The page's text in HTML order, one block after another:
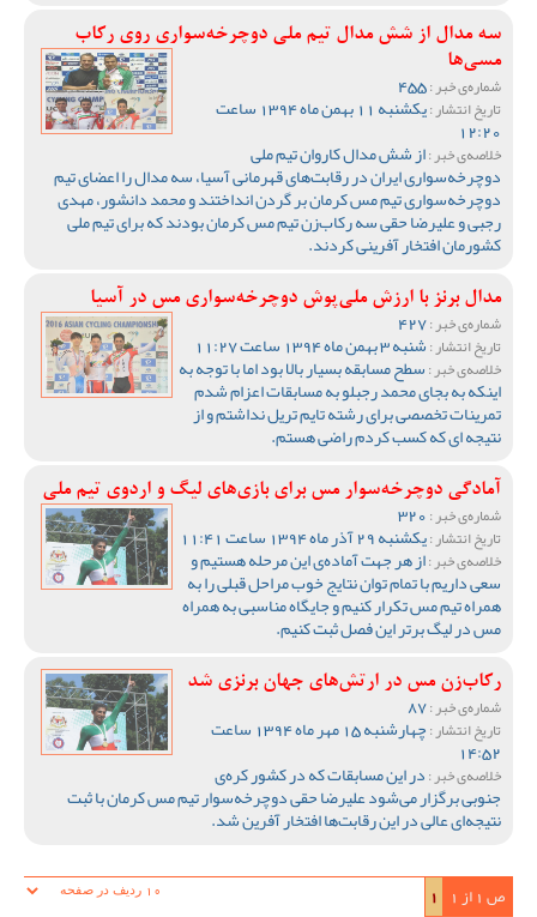
سه مدال از شش مدال تیم ملی دوچرخه‌سواری روی رکاب
مسی‌ها
شماره‌ی خبر :
تاریخ انتشار : یکشنبه 11 بهمن ماه 1394 ساعت
12:20
خلاصه‌ی خبر :از شش مدال کاروان تیم ملی
دوچرخه‌سواری ایران در رقابت‌های قهرمانی آسیا، سه مدال را اعضای تیم
دوچرخه‌سواری تیم مس کرمان بر گردن انداختند و محمد دانشور، مهدی
رجبی و علیرضا حقی سه رکاب‌زن تیم مس کرمان بودند که برای تیم ملی
کشورمان افتخار آفرینی کردند.
مدال برنز با ارزش ملی‌پوش دوچرخه‌سواری مس در آسیا
شماره‌ی خبر :
تاریخ انتشار :شنبه 3 بهمن ماه 1394 ساعت 11:27
خلاصه‌ی خبر :سطح مسابقه بسیار بالا بود اما با توجه به
اینکه به بجای محمد رجبلو به مسابقات اعزام شدم
تمرینات تخصصی برای رشته تایم تریل نداشتم و از
نتیجه ای که کسب کردم راضی هستم.
آمادگی دوچرخه‌سوار مس برای بازی‌های لیگ و اردوی تیم ملی
شماره‌ی خبر :
تاریخ انتشار :یکشنبه 29 آذر ماه 1394 ساعت 11:41
خلاصه‌ی خبر :از هر جهت آماده‌ی این مرحله هستیم و
سعی داریم با تمام توان نتایج خوب مراحل قبلی را به
همراه تیم مس تکرار کنیم و جایگاه مناسبی به همراه
مس در لیگ برتر این فصل ثبت کنیم.
رکاب‌زن مس در ارتش‌های جهان برنزی شد
شماره‌ی خبر :
تاریخ انتشار : چهارشنبه 15 مهر ماه 1394 ساعت
14:52
خلاصه‌ی خبر :در این مسابقات که در کشور کره‌ی
جنوبی برگزار می‌شود علیرضا حقی دوچرخه‌سوار تیم مس کرمان با ثبت
نتیجه‌ای عالی در این رقابت‌ها افتخار آفرین شد.
ص 1 از 1 1